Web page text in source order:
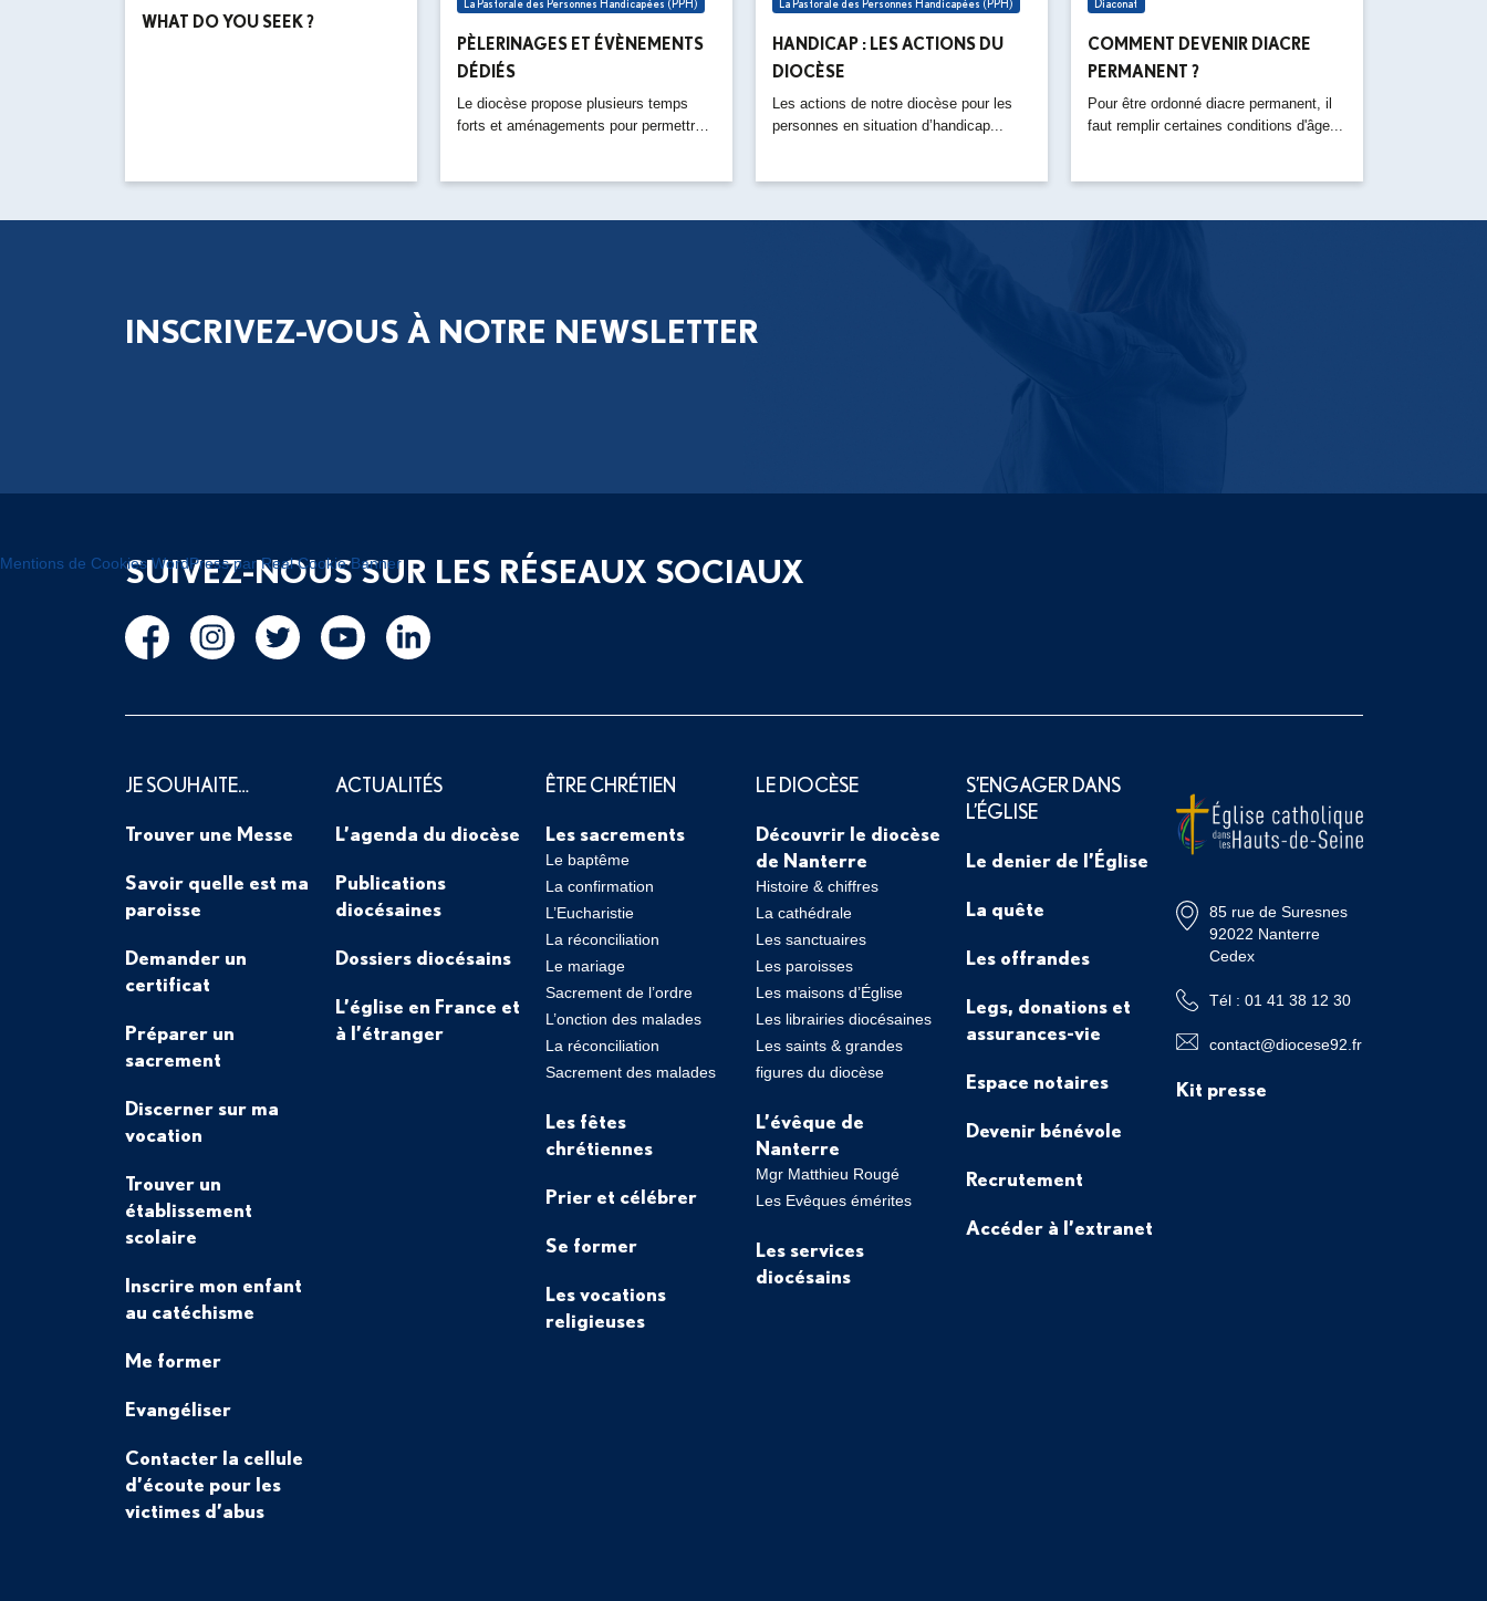
WHAT DO YOU SEEK ?
La Pastorale des Personnes Handicapées (PPH)
PÈLERINAGES ET ÉVÈNEMENTS
DÉDIÉS
Le diocèse propose plusieurs temps
forts et aménagements pour permettre
La Pastorale des Personnes Handicapées (PPH)
HANDICAP : LES ACTIONS DU
DIOCÈSE
Les actions de notre diocèse pour les
personnes en situation d’handicap...
Diaconat
COMMENT DEVENIR DIACRE
PERMANENT ?
Pour être ordonné diacre permanent, il
faut remplir certaines conditions d'âge...
INSCRIVEZ-VOUS À NOTRE NEWSLETTER
SUIVEZ-NOUS SUR LES RÉSEAUX SOCIAUX
JE SOUHAITE…
Trouver une Messe
Savoir quelle est ma
paroisse
Demander un
certificat
Préparer un
sacrement
Discerner sur ma
vocation
Trouver un
établissement
scolaire
Inscrire mon enfant
au catéchisme
Me former
Evangéliser
Contacter la cellule
d’écoute pour les
victimes d’abus
ACTUALITÉS
L’agenda du diocèse
Publications
diocésaines
Dossiers diocésains
L’église en France et
à l’étranger
ÊTRE CHRÉTIEN
Les sacrements
Le baptême
La confirmation
L’Eucharistie
La réconciliation
Le mariage
Sacrement de l’ordre
L’onction des malades
La réconciliation
Sacrement des malades
Les fêtes
chrétiennes
Prier et célébrer
Se former
Les vocations
religieuses
LE DIOCÈSE
Découvrir le diocèse
de Nanterre
Histoire & chiffres
La cathédrale
Les sanctuaires
Les paroisses
Les maisons d’Église
Les librairies diocésaines
Les saints & grandes
figures du diocèse
L’évêque de
Nanterre
Mgr Matthieu Rougé
Les Evêques émérites
Les services
diocésains
S’ENGAGER DANS
L’ÉGLISE
Le denier de l’Église
La quête
Les offrandes
Legs, donations et
assurances-vie
Espace notaires
Devenir bénévole
Recrutement
Accéder à l’extranet
85 rue de Suresnes
92022 Nanterre
Cedex
Tél : 01 41 38 12 30
contact@diocese92.fr
Kit presse
Mentions de Cookies WordPress par Real Cookie Banner